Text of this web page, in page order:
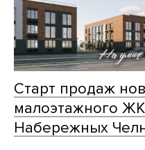
Старт продаж
малоэтажного
Набережных